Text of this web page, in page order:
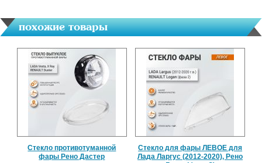
похожие товары
Стекло противотуманной
фары Рено Дастер
Стекло для фары ЛЕВОЕ для
Лада Ларгус (2012-2020), Рено